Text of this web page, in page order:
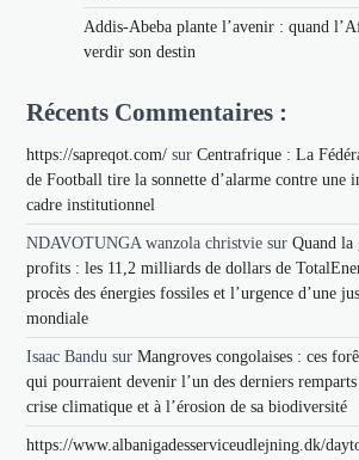
Addis-Abeba plante l’avenir : quand
verdir son destin
Récents Commentaires :
https://sapreqot.com/ surCentrafrique : La
de Football tire la sonnette d’alarme contre une
cadre institutionnel
NDAVOTUNGA wanzola christvie surQuand la
profits : les 11,2 milliards de dollars de
procès des énergies fossiles et l’urgence d’une
mondiale
Isaac Bandu surMangroves congolaises : ces
qui pourraient devenir l’un des derniers
crise climatique et à l’érosion de sa biodiversité
https://www.albanigadesserviceudlejning.dk/